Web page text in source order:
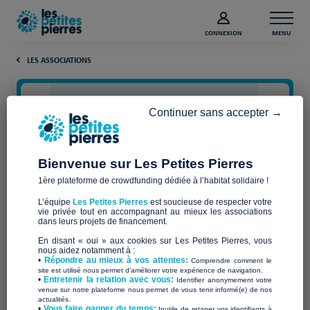
CONNEXION MENU
LES ASSOCIATIONS
L'OASIS
Qui sommes-nous ?
Bienvenue sur Les Petites Pierres
1ère plateforme de crowdfunding dédiée à l’habitat solidaire !
L’équipe Les Petites Pierres est soucieuse de respecter votre
vie privée tout en accompagnant au mieux les associations
dans leurs projets de financement.
En disant « oui » aux cookies sur Les Petites Pierres, vous
nous aidez notamment à :
• Répondre au mieux à vos attentes:Comprendre comment le
site est utilisé nous permet d'améliorer votre expérience de navigation.
•Entretenir la relation avec vous: Identifier anonymement votre
venue sur notre plateforme nous permet de vous tenir informé(e) de nos
actualités.
Continuer sans accepter →